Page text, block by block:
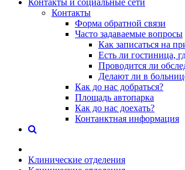
Контакты
Форма обратной связи
Часто задаваемые вопросы
Как записаться на
Есть ли гостиница,
Проводится ли
Делают ли в
Как до нас добраться?
Площадь автопарка
Как до нас доехать?
Контанктная информация
Клинические отделения